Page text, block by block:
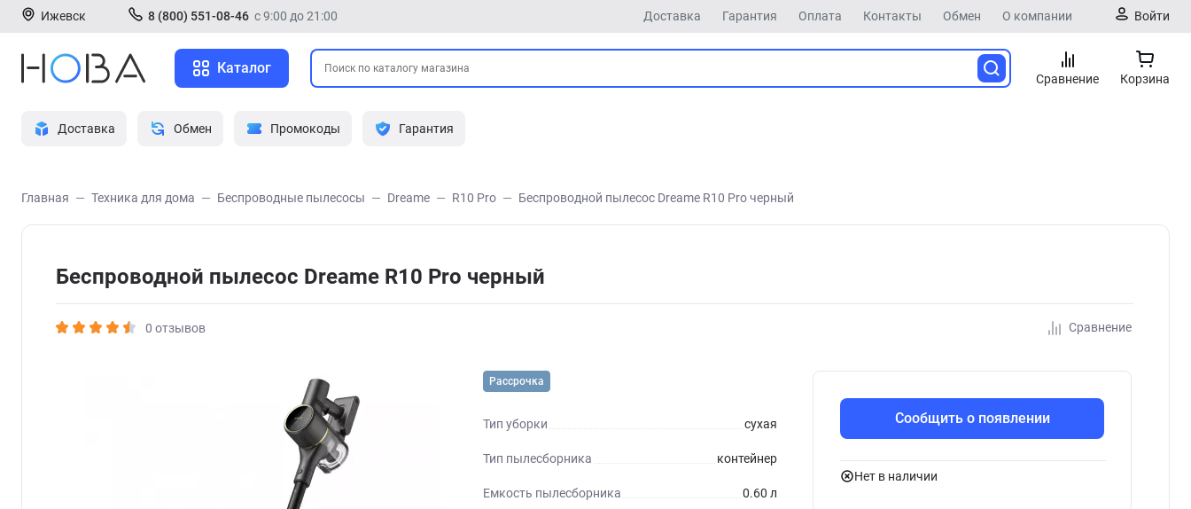
Ижевск 8 (800) 551-08-46 с 9:00 до 21:00 Доставка Гарантия Оплата Контакты Обмен О компании Войти
Каталог
Сравнение Корзина
Доставка Обмен Промокоды Гарантия
Главная Техника для дома Беспроводные пылесосы Dreame R10 Pro Беспроводной пылесос Dreame R10 Pro черный
Беспроводной пылесос Dreame R10 Pro черный
0 отзывов Сравнение
Рассрочка
Тип уборки сухая
Тип пылесборника контейнер
Емкость пылесборника 0.60 л
Сообщить о появлении
Нет в наличии